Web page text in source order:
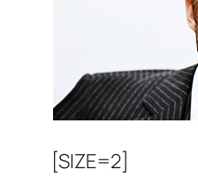
[SIZE=2]